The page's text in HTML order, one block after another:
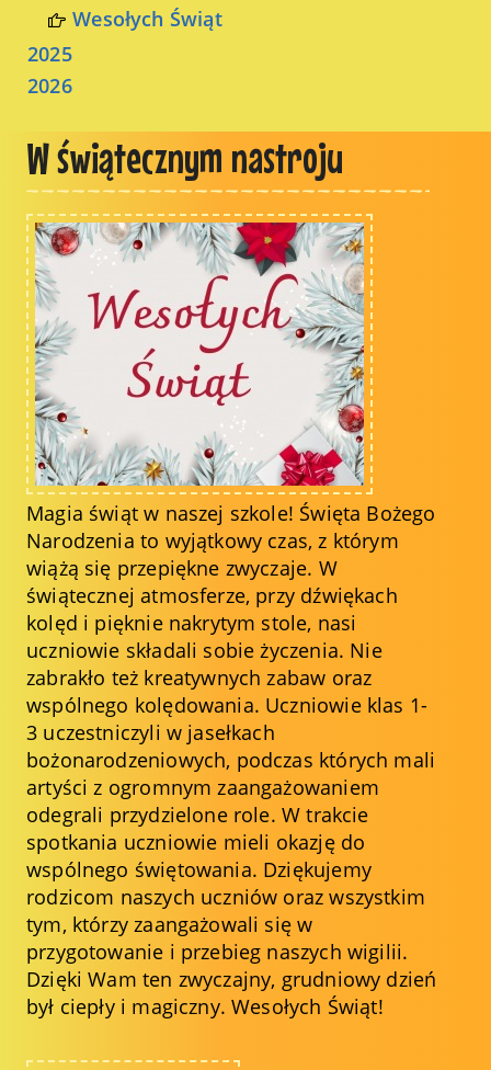
Wesołych Świąt
2025
2026
W świątecznym nastroju
Magia świąt w naszej szkole! Święta Bożego
Narodzenia to wyjątkowy czas, z którym
wiążą się przepiękne zwyczaje. W
świątecznej atmosferze, przy dźwiękach
kolęd i pięknie nakrytym stole, nasi
uczniowie składali sobie życzenia. Nie
zabrakło też kreatywnych zabaw oraz
wspólnego kolędowania. Uczniowie klas 1-
3 uczestniczyli w jasełkach
bożonarodzeniowych, podczas których mali
artyści z ogromnym zaangażowaniem
odegrali przydzielone role. W trakcie
spotkania uczniowie mieli okazję do
wspólnego świętowania. Dziękujemy
rodzicom naszych uczniów oraz wszystkim
tym, którzy zaangażowali się w
przygotowanie i przebieg naszych wigilii.
Dzięki Wam ten zwyczajny, grudniowy dzień
był ciepły i magiczny. Wesołych Świąt!